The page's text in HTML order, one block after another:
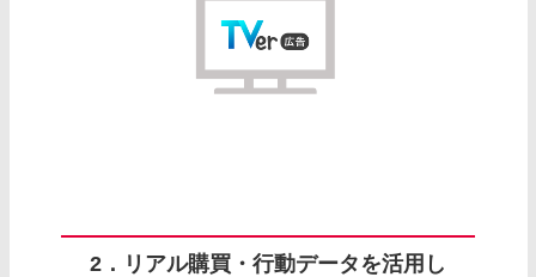
2．リアル購買・行動データを活用し